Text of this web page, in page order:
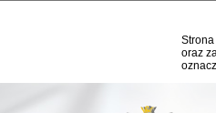
oraz